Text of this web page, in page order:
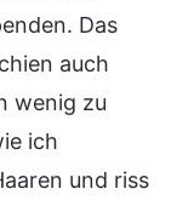
Das
auch
wenig zu
ich
und riss